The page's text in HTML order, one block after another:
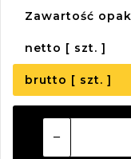
Zawartość
netto [ szt. ]
brutto [ szt. ]